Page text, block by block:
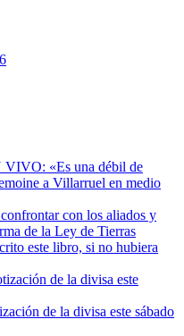
VIVO: «Es una débil de
a Villarruel en medio
con los aliados y
de la Ley de Tierras
este libro, si no hubiera
de la divisa este
de la divisa este sábado